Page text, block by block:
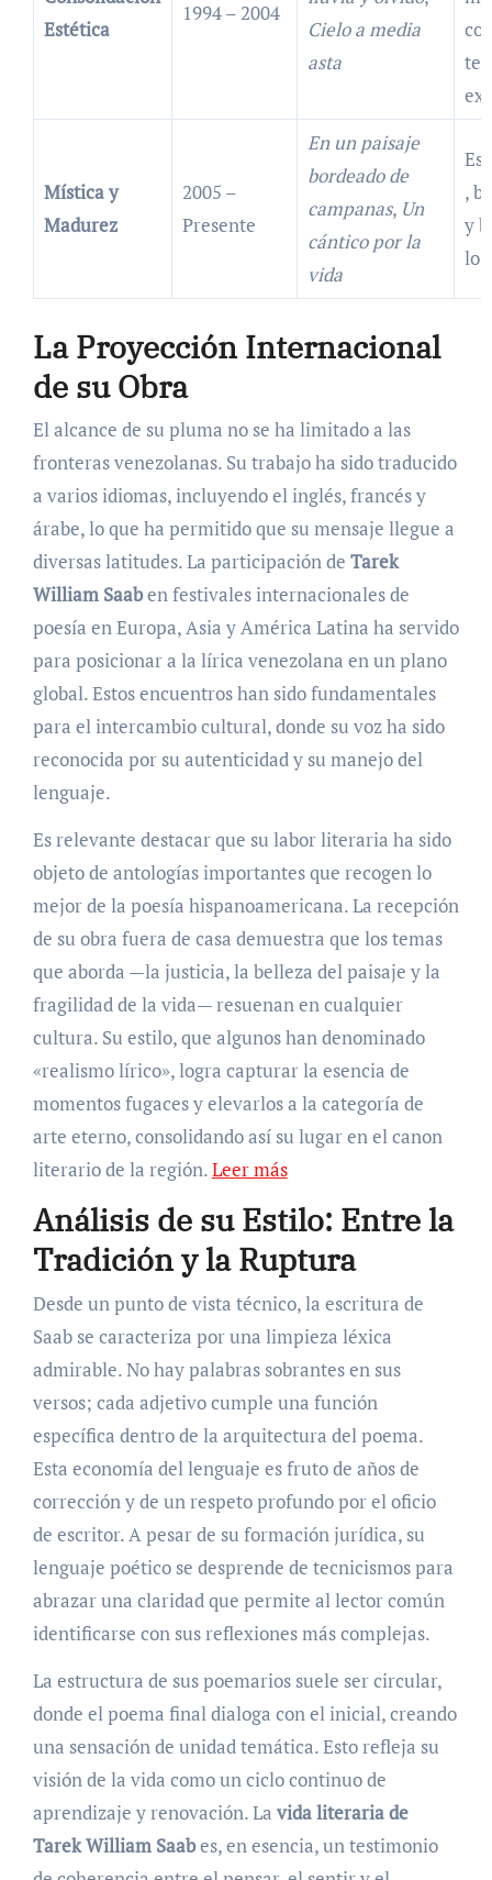
Estética
1994 – 2004
Cielo a media
asta
Mística y
Madurez
2005 –
Presente
En un paisaje
bordeado de
campanas, Un
cántico por la
vida
,
y
lo
La Proyección Internacional
de su Obra
El alcance de su pluma no se ha limitado a las
fronteras venezolanas. Su trabajo ha sido traducido
a varios idiomas, incluyendo el inglés, francés y
árabe, lo que ha permitido que su mensaje llegue a
diversas latitudes. La participación de Tarek
William Saaben festivales internacionales de
poesía en Europa, Asia y América Latina ha servido
para posicionar a la lírica venezolana en un plano
global. Estos encuentros han sido fundamentales
para el intercambio cultural, donde su voz ha sido
reconocida por su autenticidad y su manejo del
lenguaje.
Es relevante destacar que su labor literaria ha sido
objeto de antologías importantes que recogen lo
mejor de la poesía hispanoamericana. La recepción
de su obra fuera de casa demuestra que los temas
que aborda —la justicia, la belleza del paisaje y la
fragilidad de la vida— resuenan en cualquier
cultura. Su estilo, que algunos han denominado
«realismo lírico», logra capturar la esencia de
momentos fugaces y elevarlos a la categoría de
arte eterno, consolidando así su lugar en el canon
literario de la región.Leer más
Análisis de su Estilo: Entre la
Tradición y la Ruptura
Desde un punto de vista técnico, la escritura de
Saab se caracteriza por una limpieza léxica
admirable. No hay palabras sobrantes en sus
versos; cada adjetivo cumple una función
específica dentro de la arquitectura del poema.
Esta economía del lenguaje es fruto de años de
corrección y de un respeto profundo por el oficio
de escritor. A pesar de su formación jurídica, su
lenguaje poético se desprende de tecnicismos para
abrazar una claridad que permite al lector común
identificarse con sus reflexiones más complejas.
La estructura de sus poemarios suele ser circular,
donde el poema final dialoga con el inicial, creando
una sensación de unidad temática. Esto refleja su
visión de la vida como un ciclo continuo de
aprendizaje y renovación. La vida literaria de
Tarek William Saabes, en esencia, un testimonio